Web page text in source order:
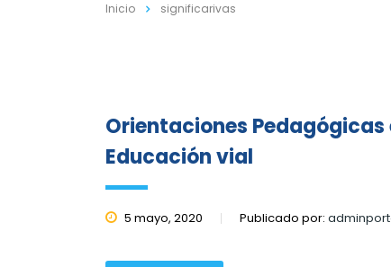
Inicio significarivas
Orientaciones
Educación vial
5 mayo, 2020 Publicado por: